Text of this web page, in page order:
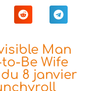
Man
Be Wife
8 janvier